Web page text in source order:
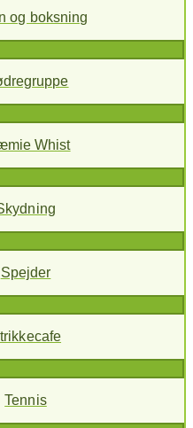
og boksning
Whist
Spejder
Tennis